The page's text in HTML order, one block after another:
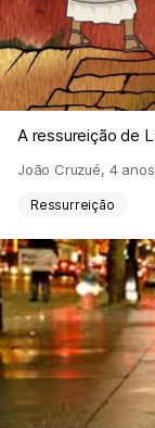
A ressureição de
João Cruzué, 4
Ressurreição